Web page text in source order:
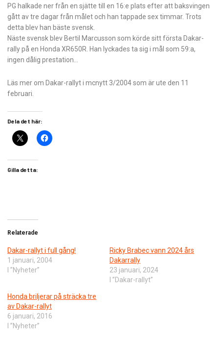
PG halkade ner från en sjätte till en 16:e plats efter att baksvingen
gått av tre dagar från målet och han tappade sex timmar. Trots
detta blev han bäste svensk.
Näste svensk blev Bertil Marcusson som körde sitt första Dakar-
rally på en Honda XR650R. Han lyckades ta sig i mål som 59:a,
ingen dålig prestation…
Läs mer om Dakar-rallyt i mcnytt 3/2004 som är ute den 11
februari.
Dela det här:
Gilla detta:
Relaterade
Dakar-rallyt i full gång!
1 januari, 2004
I ”Nyheter”
Ricky Brabec vann 2024 års
Dakarrally
23 januari, 2024
I ”Dakar-rallyt”
Honda briljerar på sträcka tre
av Dakar-rallyt
6 januari, 2016
I ”Nyheter”